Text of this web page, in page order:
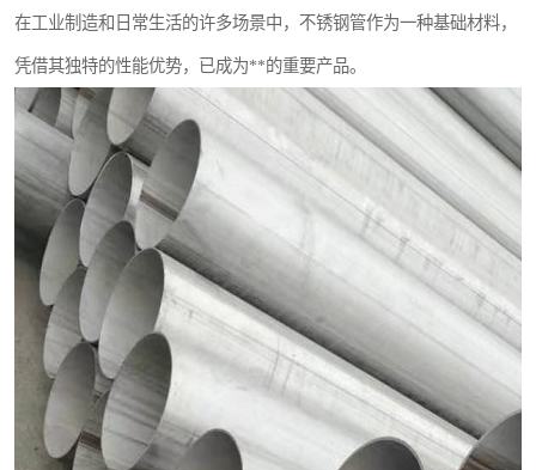
在工业制造和日常生活的许多场景中，不锈钢管作为一种基础材料，
凭借其独特的性能优势，已成为**的重要产品。